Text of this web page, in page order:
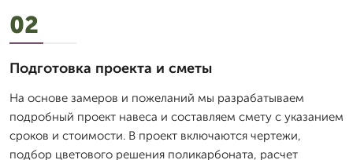
02
Подготовка проекта и сметы
На основе замеров и пожеланий мы разрабатываем
подробный проект навеса и составляем смету с указанием
сроков и стоимости. В проект включаются чертежи,
подбор цветового решения поликарбоната, расчет